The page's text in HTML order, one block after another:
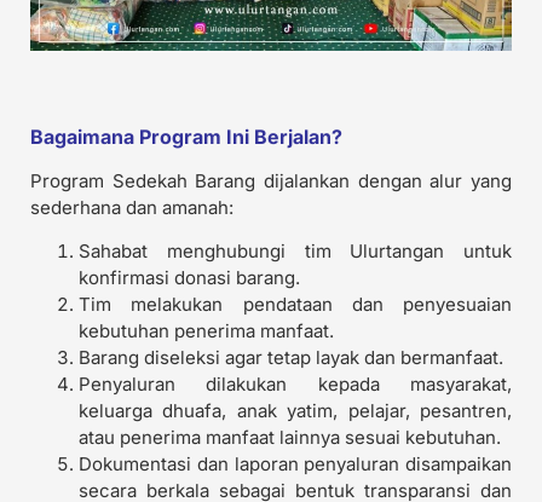
Bagaimana Program Ini Berjalan?
Program Sedekah Barang dijalankan dengan alur yang
sederhana dan amanah:
Sahabat menghubungi tim Ulurtangan untuk
konfirmasi donasi barang.
Tim melakukan pendataan dan penyesuaian
kebutuhan penerima manfaat.
Barang diseleksi agar tetap layak dan bermanfaat.
Penyaluran dilakukan kepada masyarakat,
keluarga dhuafa, anak yatim, pelajar, pesantren,
atau penerima manfaat lainnya sesuai kebutuhan.
Dokumentasi dan laporan penyaluran disampaikan
secara berkala sebagai bentuk transparansi dan